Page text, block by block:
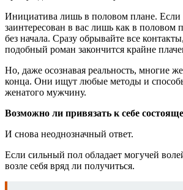
Инициатива лишь в половом плане.
заинтересован в вас лишь как в половом
без начала. Сразу обрывайте все
подобный роман закончится крайне
Но, даже осознавая реальность, многие
конца. Они ищут любые методы и
женатого мужчину.
Возможно ли привязать к себе
И снова неоднозначный ответ.
Если сильный пол обладает могучей
возле себя вряд ли получиться.